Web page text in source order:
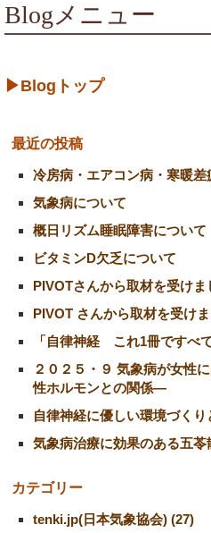
Blogメニュー
▶Blogトップ
最近の投稿
冷房病・エアコン病・寒暖差
気象病について
概日リズム睡眠障害について
ビタミンD欠乏について
PIVOTさんから取材を受けま
PIVOT さんから取材を受け
「自律神経 これ1冊ですべ
２０２５・９ 気象病が女性
性ホルモンとの関係―
自律神経に優しい環境づく
気象病治療に効果のある五苓
カテゴリー
tenki.jp(日本気象協会) (27)